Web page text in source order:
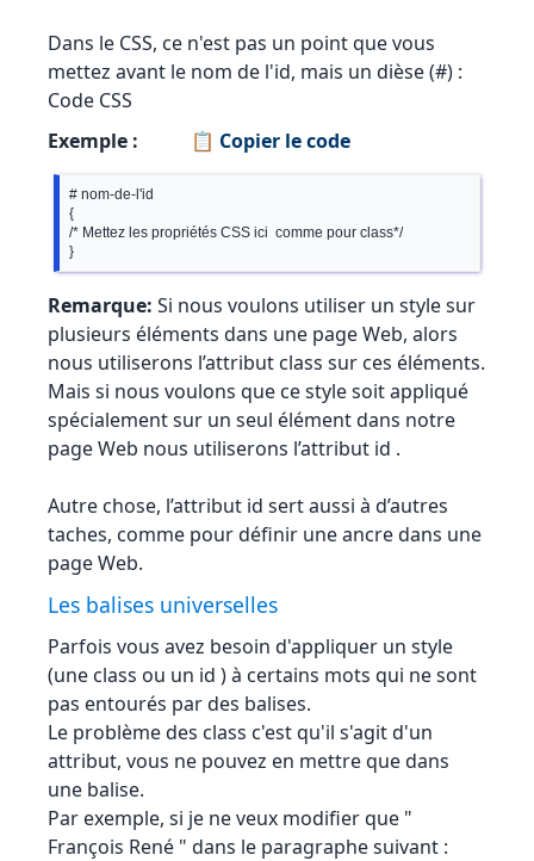
Dans le CSS, ce n'est pas un point que vous
mettez avant le nom de l'id, mais un dièse (#) :
Code CSS
Exemple :
📋 Copier le code
# nom-de-l'id
{
/* Mettez les propriétés CSS ici  comme pour class*/
Remarque: Si nous voulons utiliser un style sur
plusieurs éléments dans une page Web, alors
nous utiliserons l’attribut class sur ces éléments.
Mais si nous voulons que ce style soit appliqué
spécialement sur un seul élément dans notre
page Web nous utiliserons l’attribut id .
Autre chose, l’attribut id sert aussi à d’autres
taches, comme pour définir une ancre dans une
page Web.
Les balises universelles
Parfois vous avez besoin d'appliquer un style
(une class ou un id ) à certains mots qui ne sont
pas entourés par des balises.
Le problème des class c'est qu'il s'agit d'un
attribut, vous ne pouvez en mettre que dans
une balise.
Par exemple, si je ne veux modifier que "
François René " dans le paragraphe suivant :